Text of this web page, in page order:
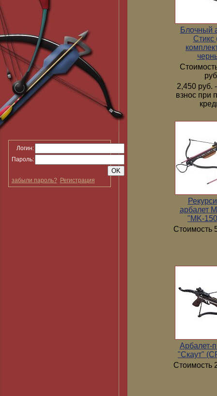
Логин:
Пароль:
забыли пароль? Регистрация
Блочный
Стикс
2,450 руб.
взнос при
арбалет
"MK-
Стоимость
Арбалет-
"Скаут"
Стоимость